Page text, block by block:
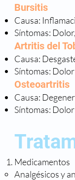
Bursitis
Causa:
Síntomas:
Artritis del
Causa:
Síntomas:
Osteoartritis
Causa:
Síntomas:
Medicamentos
Analgésicos y